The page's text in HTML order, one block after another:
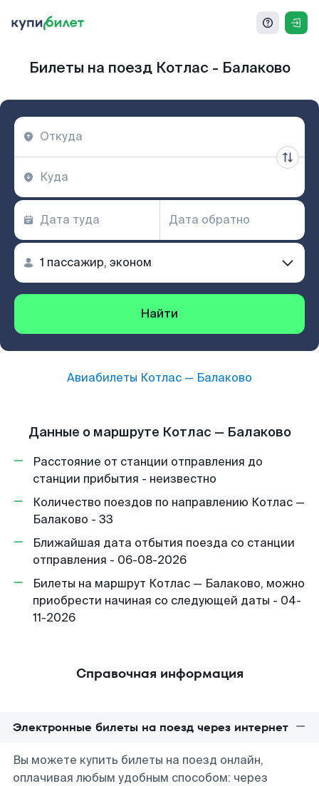
Билеты на поезд Котлас - Балаково
Найти
Авиабилеты Котлас — Балаково
Данные о маршруте Котлас — Балаково
Расстояние от станции отправления до
станции прибытия - неизвестно
Количество поездов по направлению Котлас —
Балаково - 33
Ближайшая дата отбытия поезда со станции
отправления - 06-08-2026
Билеты на маршрут Котлас — Балаково, можно
приобрести начиная со следующей даты - 04-
11-2026
Справочная информация
Электронные билеты на поезд через интернет
Вы можете купить билеты на поезд онлайн,
оплачивая любым удобным способом: через